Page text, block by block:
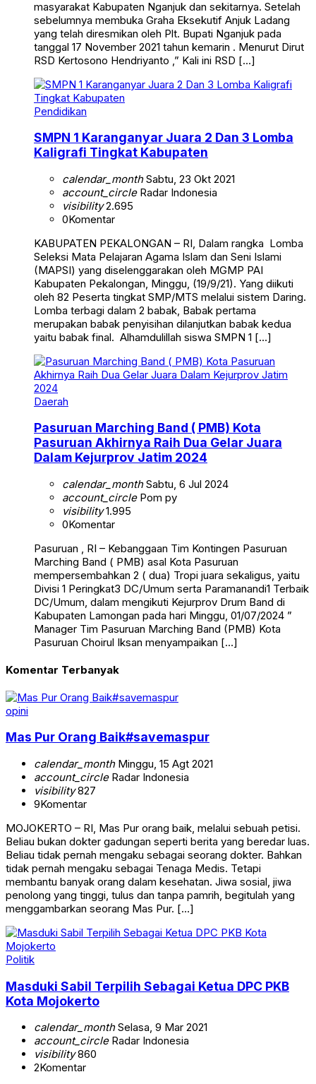
masyarakat Kabupaten Nganjuk dan sekitarnya. Setelah
sebelumnya membuka Graha Eksekutif Anjuk Ladang
yang telah diresmikan oleh Plt. Bupati Nganjuk pada
tanggal 17 November 2021 tahun kemarin . Menurut Dirut
RSD Kertosono Hendriyanto ,” Kali ini RSD […]
Pendidikan
SMPN 1 Karanganyar Juara 2 Dan 3 Lomba
Kaligrafi Tingkat Kabupaten
calendar_monthSabtu, 23 Okt 2021
account_circleRadar Indonesia
visibility2.695
0Komentar
KABUPATEN PEKALONGAN – RI, Dalam rangka Lomba
Seleksi Mata Pelajaran Agama Islam dan Seni Islami
(MAPSI) yang diselenggarakan oleh MGMP PAI
Kabupaten Pekalongan, Minggu, (19/9/21). Yang diikuti
oleh 82 Peserta tingkat SMP/MTS melalui sistem Daring.
Lomba terbagi dalam 2 babak, Babak pertama
merupakan babak penyisihan dilanjutkan babak kedua
yaitu babak final. Alhamdulillah siswa SMPN 1 […]
Daerah
Pasuruan Marching Band ( PMB) Kota
Pasuruan Akhirnya Raih Dua Gelar Juara
Dalam Kejurprov Jatim 2024
calendar_monthSabtu, 6 Jul 2024
account_circlePom py
visibility1.995
0Komentar
Pasuruan , RI – Kebanggaan Tim Kontingen Pasuruan
Marching Band ( PMB) asal Kota Pasuruan
mempersembahkan 2 ( dua) Tropi juara sekaligus, yaitu
Divisi 1 Peringkat3 DC/Umum serta Paramanandi1 Terbaik
DC/Umum, dalam mengikuti Kejurprov Drum Band di
Kabupaten Lamongan pada hari Minggu, 01/07/2024 ”
Manager Tim Pasuruan Marching Band (PMB) Kota
Pasuruan Choirul Iksan menyampaikan […]
Komentar Terbanyak
opini
Mas Pur Orang Baik#savemaspur
calendar_monthMinggu, 15 Agt 2021
account_circleRadar Indonesia
visibility827
9Komentar
MOJOKERTO – RI, Mas Pur orang baik, melalui sebuah petisi.
Beliau bukan dokter gadungan seperti berita yang beredar luas.
Beliau tidak pernah mengaku sebagai seorang dokter. Bahkan
tidak pernah mengaku sebagai Tenaga Medis. Tetapi
membantu banyak orang dalam kesehatan. Jiwa sosial, jiwa
penolong yang tinggi, tulus dan tanpa pamrih, begitulah yang
menggambarkan seorang Mas Pur. […]
Politik
Masduki Sabil Terpilih Sebagai Ketua DPC PKB
Kota Mojokerto
calendar_monthSelasa, 9 Mar 2021
account_circleRadar Indonesia
visibility860
2Komentar